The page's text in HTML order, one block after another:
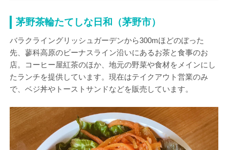
茅野茶輪たてしな日和（茅野市）
バラクライングリッシュガーデンから300mほどのぼった
先、蓼科高原のビーナスライン沿いにあるお茶と食事のお
店。コーヒー屋紅茶のほか、地元の野菜や食材をメインにし
たランチを提供しています。現在はテイクアウト営業のみ
で、ベジ丼やトーストサンドなどを販売しています。